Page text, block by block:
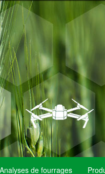
Analyses de fourrages